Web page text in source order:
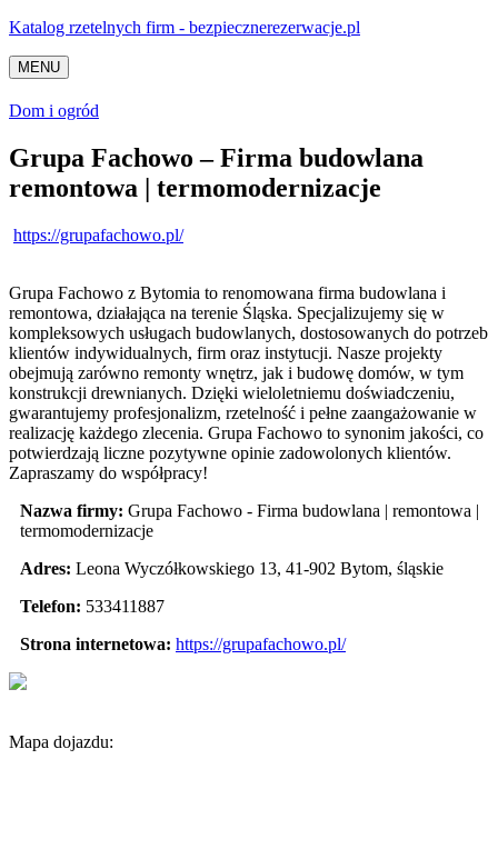
Katalog rzetelnych firm - bezpiecznerezerwacje.pl
MENU
Dom i ogród
Grupa Fachowo – Firma budowlana
remontowa | termomodernizacje
https://grupafachowo.pl/
Grupa Fachowo z Bytomia to renomowana firma budowlana i
remontowa, działająca na terenie Śląska. Specjalizujemy się w
kompleksowych usługach budowlanych, dostosowanych do potrzeb
klientów indywidualnych, firm oraz instytucji. Nasze projekty
obejmują zarówno remonty wnętrz, jak i budowę domów, w tym
konstrukcji drewnianych. Dzięki wieloletniemu doświadczeniu,
gwarantujemy profesjonalizm, rzetelność i pełne zaangażowanie w
realizację każdego zlecenia. Grupa Fachowo to synonim jakości, co
potwierdzają liczne pozytywne opinie zadowolonych klientów.
Zapraszamy do współpracy!
Nazwa firmy: Grupa Fachowo - Firma budowlana | remontowa |
termomodernizacje
Adres: Leona Wyczółkowskiego 13, 41-902 Bytom, śląskie
Telefon: 533411887
Strona internetowa: https://grupafachowo.pl/
Mapa dojazdu: